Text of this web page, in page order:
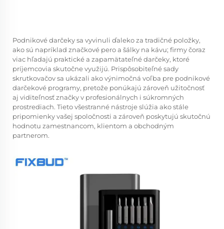
Podnikové darčeky sa vyvinuli ďaleko za tradičné položky,
ako sú napríklad značkové pero a šálky na kávu; firmy čoraz
viac hľadajú praktické a zapamätateľné darčeky, ktoré
príjemcovia skutočne využijú. Prispôsobiteľné sady
skrutkovačov sa ukázali ako výnimočná voľba pre podnikové
darčekové programy, pretože ponúkajú zároveň užitočnosť
aj viditeľnosť značky v profesionálnych i súkromných
prostrediach. Tieto všestranné nástroje slúžia ako stále
pripomienky vašej spoločnosti a zároveň poskytujú skutočnú
hodnotu zamestnancom, klientom a obchodným
partnerom.